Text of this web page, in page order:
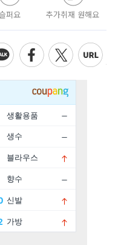
퍼요 추가취재 원해요